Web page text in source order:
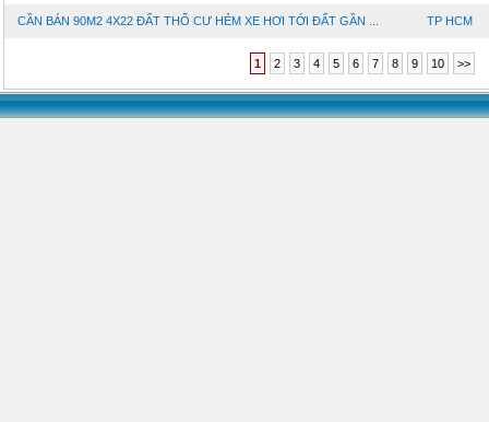
CẦN BÁN 90M2 4X22 ĐẤT THỔ CƯ HẺM XE HƠI TỚI ĐẤT GẦN ... TP HCM
1 2 3 4 5 6 7 8 9 10 >>